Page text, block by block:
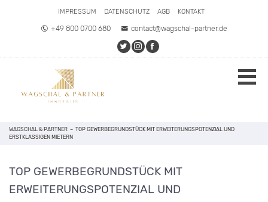
IMPRESSUM DATENSCHUTZ AGB KONTAKT
+49 800 0700 680 contact@wagschal-partner.de
WAGSCHAL & PARTNER – TOP GEWERBEGRUNDSTÜCK MIT ERWEITERUNGSPOTENZIAL UND
ERSTKLASSIGEN MIETERN
TOP GEWERBEGRUNDSTÜCK MIT
ERWEITERUNGSPOTENZIAL UND